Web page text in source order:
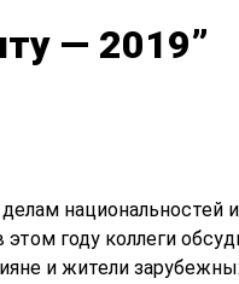
— 2019”
национальностей и
году коллеги
и жители